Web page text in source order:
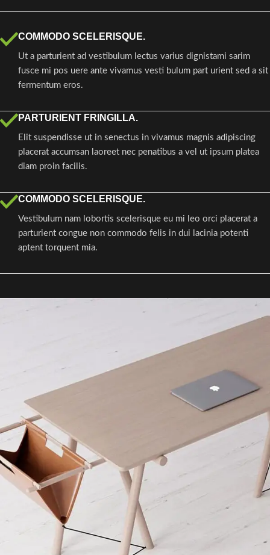
COMMODO SCELERISQUE.
Ut a parturient ad vestibulum lectus varius dignistami sarim
fusce mi pos uere ante vivamus vesti bulum part urient sed a sit
fermentum eros.
PARTURIENT FRINGILLA.
Elit suspendisse ut in senectus in vivamus magnis adipiscing
placerat accumsan laoreet nec penatibus a vel ut ipsum platea
diam proin facilis.
COMMODO SCELERISQUE.
Vestibulum nam lobortis scelerisque eu mi leo orci placerat a
parturient congue non commodo felis in dui lacinia potenti
aptent torquent mia.